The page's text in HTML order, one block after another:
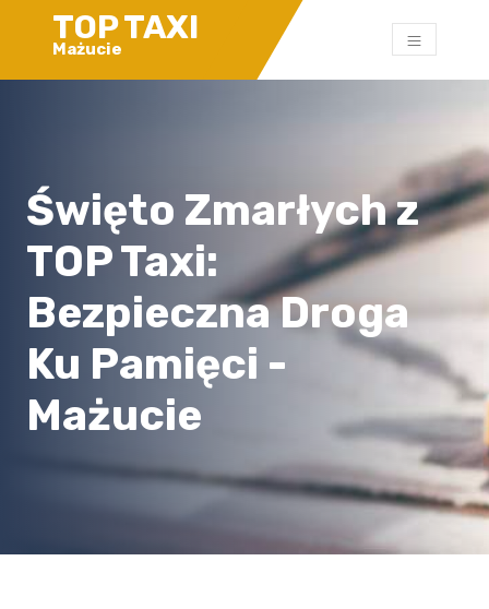
TOP TAXI
Mażucie
Święto Zmarłych z
TOP Taxi:
Bezpieczna Droga
Ku Pamięci -
Mażucie